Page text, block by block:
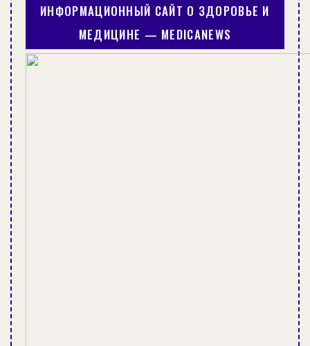
ИНФОРМАЦИОННЫЙ САЙТ О ЗДОРОВЬЕ И
МЕДИЦИНЕ — MEDICANEWS